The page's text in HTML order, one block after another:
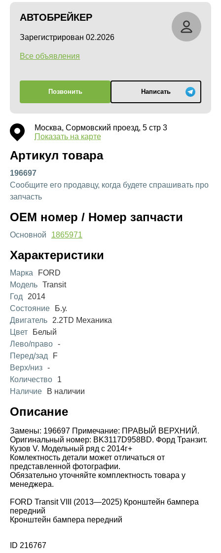
АВТОБРЕЙКЕР
Зарегистрирован 02.2026
Все объявления
Позвонить Написать
Москва, Сормовский проезд, 5 стр 3
Показать на карте
Артикул товара
196697
Сообщите его продавцу, когда будете спрашивать про
запчасть
OEM номер / Номер запчасти
Основной 1865971
Характеристики
Марка
FORD
Модель Transit
Год
2014
Состояние
Б.у.
Двигатель
2.2TD Механика
Цвет
Белый
Лево/право -
Перед/зад
F
Верх/низ -
Количество
1
Наличие
В наличии
Описание
Замены: 196697 Примечание: ПРАВЫЙ ВЕРХНИЙ.
Оригинальный номер: BK3117D958BD. Форд Транзит.
Кузов V. Модельный ряд с 2014г+
Комлектность детали может отличаться от
представленной фотографии.
Обязательно уточняйте комплектность товара у
менеджера.
FORD Transit VIII (2013—2025) Кронштейн бампера
передний
Кронштейн бампера передний
ID 216767